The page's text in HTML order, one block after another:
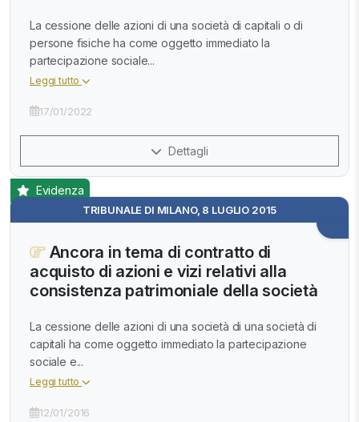
La cessione delle azioni di una società di capitali o di
persone fisiche ha come oggetto immediato la
partecipazione sociale...
Leggi tutto
17/01/2022
Dettagli
TRIBUNALE DI MILANO, 8 LUGLIO 2015
Evidenza
Ancora in tema di contratto di
acquisto di azioni e vizi relativi alla
consistenza patrimoniale della società
La cessione delle azioni di una società di una società di
capitali ha come oggetto immediato la partecipazione
sociale e...
Leggi tutto
12/01/2016